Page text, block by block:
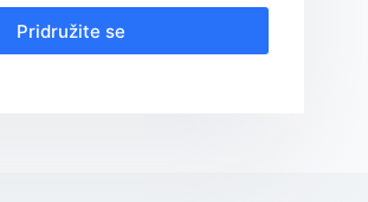
Pridružite se